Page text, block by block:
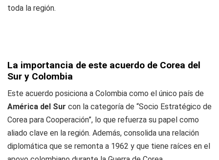
toda la región.
La importancia de este acuerdo de Corea del
Sur y Colombia
Este acuerdo posiciona a Colombia como el único país de
América del Sur con la categoría de “Socio Estratégico de
Corea para Cooperación”, lo que refuerza su papel como
aliado clave en la región. Además, consolida una relación
diplomática que se remonta a 1962 y que tiene raíces en el